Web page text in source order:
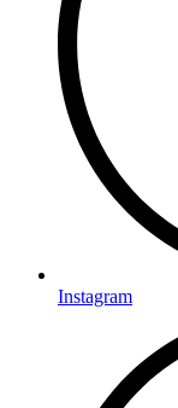
Instagram